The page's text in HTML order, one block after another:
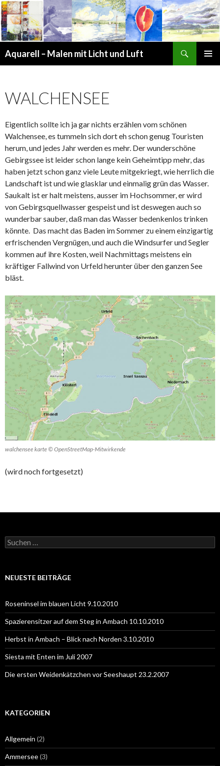
Aquarell – Malen mit Licht und Luft
WALCHENSEE
Eigentlich sollte ich ja gar nichts erzählen vom schönen
Walchensee, es tummeln sich dort eh schon genug Touristen
herum, und jedes Jahr werden es mehr. Der wunderschöne
Gebirgssee ist leider schon lange kein Geheimtipp mehr, das
haben jetzt schon ganz viele Leute mitgekriegt, wie herrlich die
Landschaft ist und wie glasklar und einmalig grün das Wasser.
Saukalt ist er halt meistens, ausser im Hochsommer, er wird
von Gebirgsquellwasser gespeist und ist deswegen auch so
wunderbar sauber, daß man das Wasser bedenkenlos trinken
könnte. Das macht das Baden im Sommer zu einem einzigartig
erfrischenden Vergnügen, und auch die Windsurfer und Segler
kommen auf ihre Kosten, weil Nachmittags meistens ein
kräftiger Fallwind von Urfeld herunter über den ganzen See
bläst.
walchensee karte © OpenStreetMap-Mitwirkende
(wird noch fortgesetzt)
Suchen
nach:
NEUESTE BEITRÄGE
Roseninsel im blauen Licht 9.10.2010
Spazierensitzer auf dem Steg in Ambach 10.10.2010
Herbst in Ambach – Blick nach Norden 3.10.2010
Siesta mit Enten im Juli 2007
Die ersten Weidenkätzchen vor Seeshaupt 23.2.2007
KATEGORIEN
Allgemein (2)
Ammersee(3)